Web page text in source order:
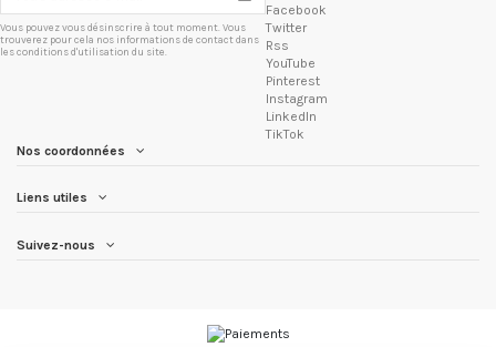
Vous pouvez vous désinscrire à tout moment. Vous
trouverez pour cela nos informations de contact dans
les conditions d'utilisation du site.
Facebook
Twitter
Rss
YouTube
Pinterest
Instagram
LinkedIn
TikTok
Nos coordonnées
Liens utiles
Suivez-nous